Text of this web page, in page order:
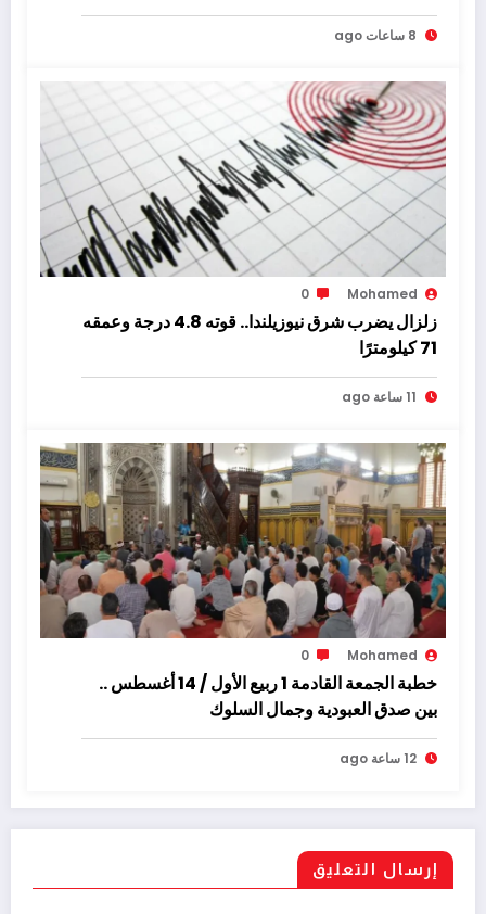
8 ساعات ago
Mohamed
0
زلزال يضرب شرق نيوزيلندا.. قوته 4.8 درجة وعمقه
71 كيلومترًا
11 ساعة ago
Mohamed
0
خطبة الجمعة القادمة 1 ربيع الأول / 14 أغسطس ..
بين صدق العبودية وجمال السلوك
12 ساعة ago
إرسال التعليق